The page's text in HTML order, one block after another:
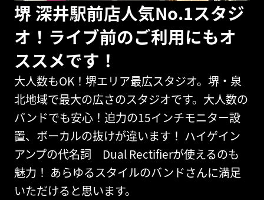
堺 深井駅前店人気No.1スタジ
オ！ライブ前のご利用にもオ
ススメです！
大人数もOK！堺エリア最広スタジオ。堺・泉
北地域で最大の広さのスタジオです。大人数の
バンドでも安心！迫力の15インチモニター設
置、ボーカルの抜けが違います！ ハイゲイン
アンプの代名詞 Dual Rectifierが使えるのも
魅力！ あらゆるスタイルのバンドさんに満足
いただけると思います。